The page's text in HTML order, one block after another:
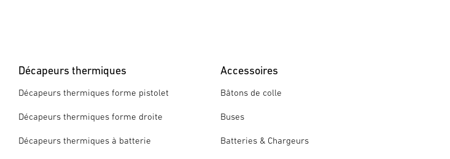
Décapeurs thermiques
Décapeurs thermiques forme pistolet
Décapeurs thermiques forme droite
Décapeurs thermiques à batterie
Accessoires
Bâtons de colle
Buses
Batteries & Chargeurs